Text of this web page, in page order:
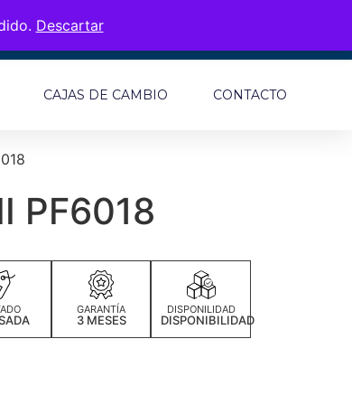
Descartar
CAJAS DE CAMBIO CONTACTO
PF6018
GARANTÍA
3 MESES
DISPONILIDAD
DISPONIBILIDAD